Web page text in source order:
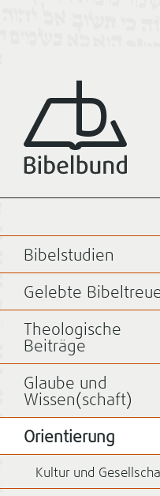
Bibelstudien
Gelebte
Theologische
Beiträge
Glaube und
Wissen(schaft)
Orientierung
Kultur und